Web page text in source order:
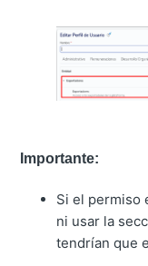
Importante:
Si el permiso
ni usar la
tendrían que